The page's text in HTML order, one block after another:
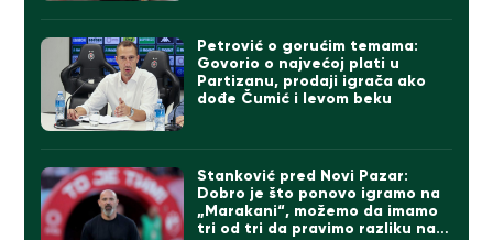
Petrović o gorućim temama:
Govorio o najvećoj plati u
Partizanu, prodaji igrača ako
dođe Čumić i levom beku
Stanković pred Novi Pazar:
Dobro je što ponovo igramo na
„Marakani“, možemo da imamo
tri od tri da pravimo razliku na